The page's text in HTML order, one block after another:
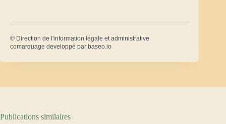
© Direction de l'information légale et administrative
comarquage developpé par baseo.io
Publications similaires